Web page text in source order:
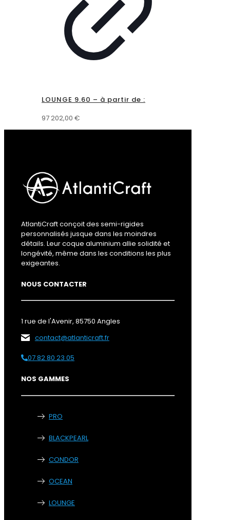
LOUNGE 9.60 – à partir de :
97 202,00 €
AtlantiCraft conçoit des semi-rigides
personnalisés jusque dans les moindres
détails. Leur coque aluminium allie solidité et
longévité, même dans les conditions les plus
exigeantes.
NOUS CONTACTER
1 rue de l'Avenir, 85750 Angles
contact@atlanticraft.fr
07 82 80 23 05
NOS GAMMES
PRO
BLACKPEARL
CONDOR
OCEAN
LOUNGE